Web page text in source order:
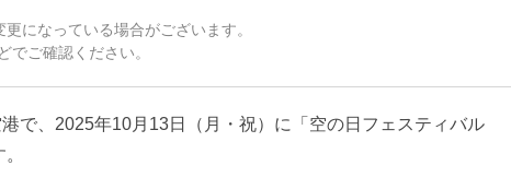
になっている場合がございます。
でご確認ください。
で、2025年10月13日（月・祝）に「空の日フェスティバル